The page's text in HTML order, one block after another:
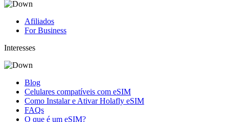
Afiliados
For Business
Interesses
Blog
Celulares compatíveis com eSIM
Como Instalar e Ativar Holafly eSIM
FAQs
O que é um eSIM?